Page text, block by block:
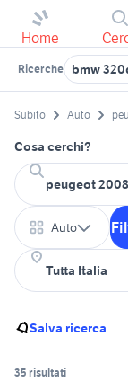
Home
Ricerche bmw
Subito Auto
Cosa cerchi?
Auto
Salva ricerca
35 risultati